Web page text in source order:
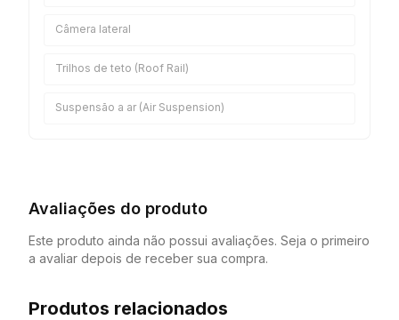
Câmera lateral
Trilhos de teto (Roof Rail)
Suspensão a ar (Air Suspension)
Avaliações do produto
Este produto ainda não possui avaliações. Seja o primeiro
a avaliar depois de receber sua compra.
Produtos relacionados